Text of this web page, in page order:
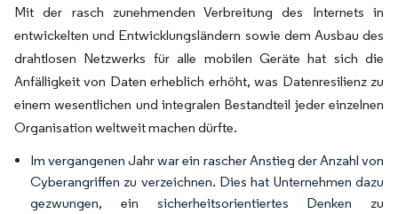
Mit der rasch zunehmenden Verbreitung des Internets in
entwickelten und Entwicklungsländern sowie dem Ausbau des
drahtlosen Netzwerks für alle mobilen Geräte hat sich die
Anfälligkeit von Daten erheblich erhöht, was Datenresilienz zu
einem wesentlichen und integralen Bestandteil jeder einzelnen
Organisation weltweit machen dürfte.
Im vergangenen Jahr war ein rascher Anstieg der Anzahl von
Cyberangriffen zu verzeichnen. Dies hat Unternehmen dazu
gezwungen, ein sicherheitsorientiertes Denken zu